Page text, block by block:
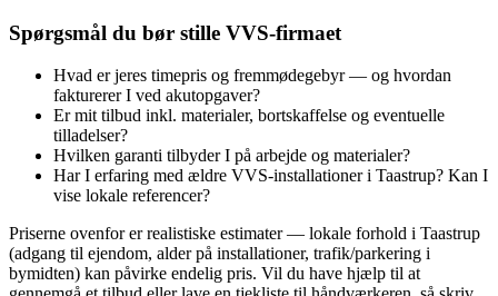
Spørgsmål du bør stille VVS‑firmaet
Hvad er jeres timepris og fremmødegebyr — og hvordan
fakturerer I ved akutopgaver?
Er mit tilbud inkl. materialer, bortskaffelse og eventuelle
tilladelser?
Hvilken garanti tilbyder I på arbejde og materialer?
Har I erfaring med ældre VVS‑installationer i Taastrup? Kan I
vise lokale referencer?
Priserne ovenfor er realistiske estimater — lokale forhold i Taastrup
(adgang til ejendom, alder på installationer, trafik/parkering i
bymidten) kan påvirke endelig pris. Vil du have hjælp til at